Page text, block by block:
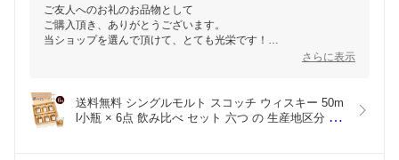
ご友人へのお礼のお品物として
ご購入頂き、ありがとうございます。
当ショップを選んで頂けて、とても光栄です！
お手渡しするために当店での梱包を外されたのですね。
その際は慎重にしないといけなかったのですね。
さらに表示
送料無料 シングルモルト スコッチ ウィスキー 50m
l小瓶 × 6点 飲み比べ セット 六つ の 生産地区分 を